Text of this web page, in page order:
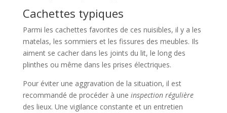
Cachettes typiques
Parmi les cachettes favorites de ces nuisibles, il y a les
matelas, les sommiers et les fissures des meubles. Ils
aiment se cacher dans les joints du lit, le long des
plinthes ou même dans les prises électriques.
Pour éviter une aggravation de la situation, il est
recommandé de procéder à une inspection régulière
des lieux. Une vigilance constante et un entretien